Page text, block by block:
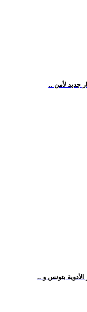
جديد لأمن